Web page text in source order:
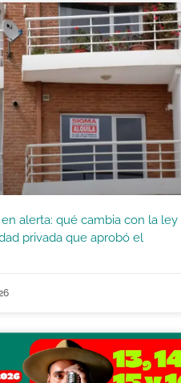
alerta: qué cambia con la ley
privada que aprobó el